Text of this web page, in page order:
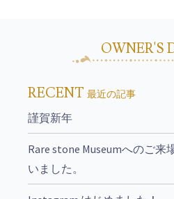
OWNER'S
RECENT 最近の記事
謹賀新年
Rare stone Museumへのご
いました。